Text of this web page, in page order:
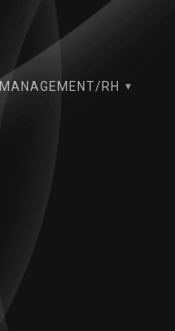
MANAGEMENT/RH